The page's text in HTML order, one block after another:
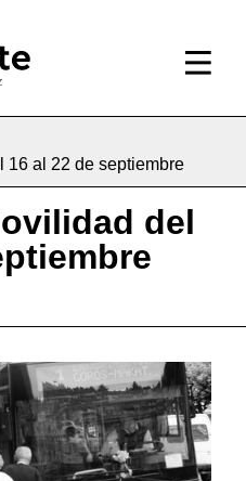
16 al 22 de septiembre
del